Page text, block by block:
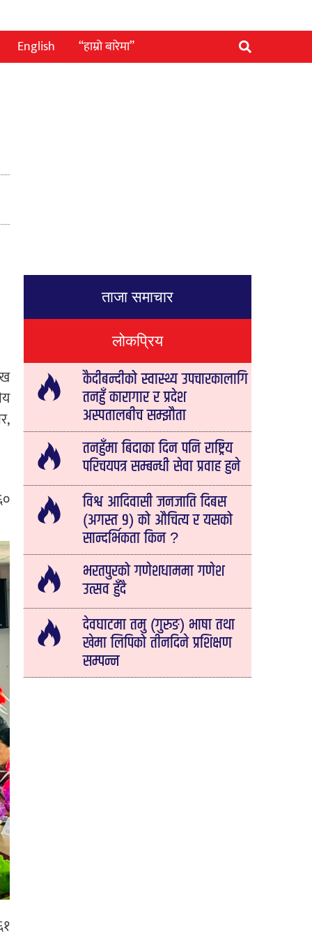
English “हाम्रो बारेमा”
ताजा समाचार
लोकप्रिय
कैदीबन्दीको स्वास्थ्य उपचारकालागि
तनहुँ कारागार र प्रदेश
अस्पतालबीच सम्झौता
तनहुँमा बिदाका दिन पनि राष्ट्रिय
परिचयपत्र सम्बन्धी सेवा प्रवाह हुने
विश्व आदिवासी जनजाति दिबस
(अगस्त ९) को औचित्य र यसको
सान्दर्भिकता किन ?
भरतपुरको गणेशधाममा गणेश
उत्सव हुँदै
देवघाटमा तमु (गुरुङ) भाषा तथा
खेमा लिपिको तीनदिने प्रशिक्षण
सम्पन्न